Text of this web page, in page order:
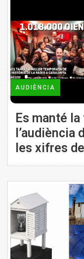
AUDIÈNCIA
Es manté
l’audiència
les xifres